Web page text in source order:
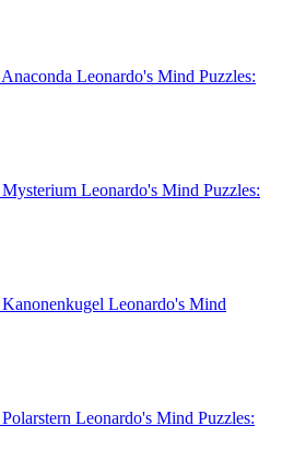
Leonardo's Mind Puzzles:
Leonardo's Mind Puzzles:
Leonardo's Mind
Leonardo's Mind Puzzles: